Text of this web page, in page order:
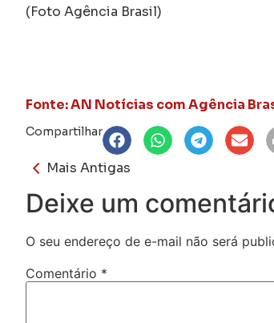
(Foto Agência Brasil)
Fonte: AN Notícias com Agência
Compartilhar
Mais Antigas
Deixe um
O seu endereço de e-mail não será
Comentário *